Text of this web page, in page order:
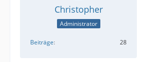
Christopher
Administrator
Beiträge 28